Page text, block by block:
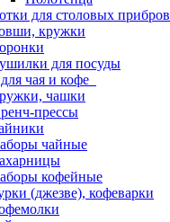
для столовых прибров
кружки
для посуды
чая и кофе
чашки
прессы
чайные
кофейные
(джезве), кофеварки